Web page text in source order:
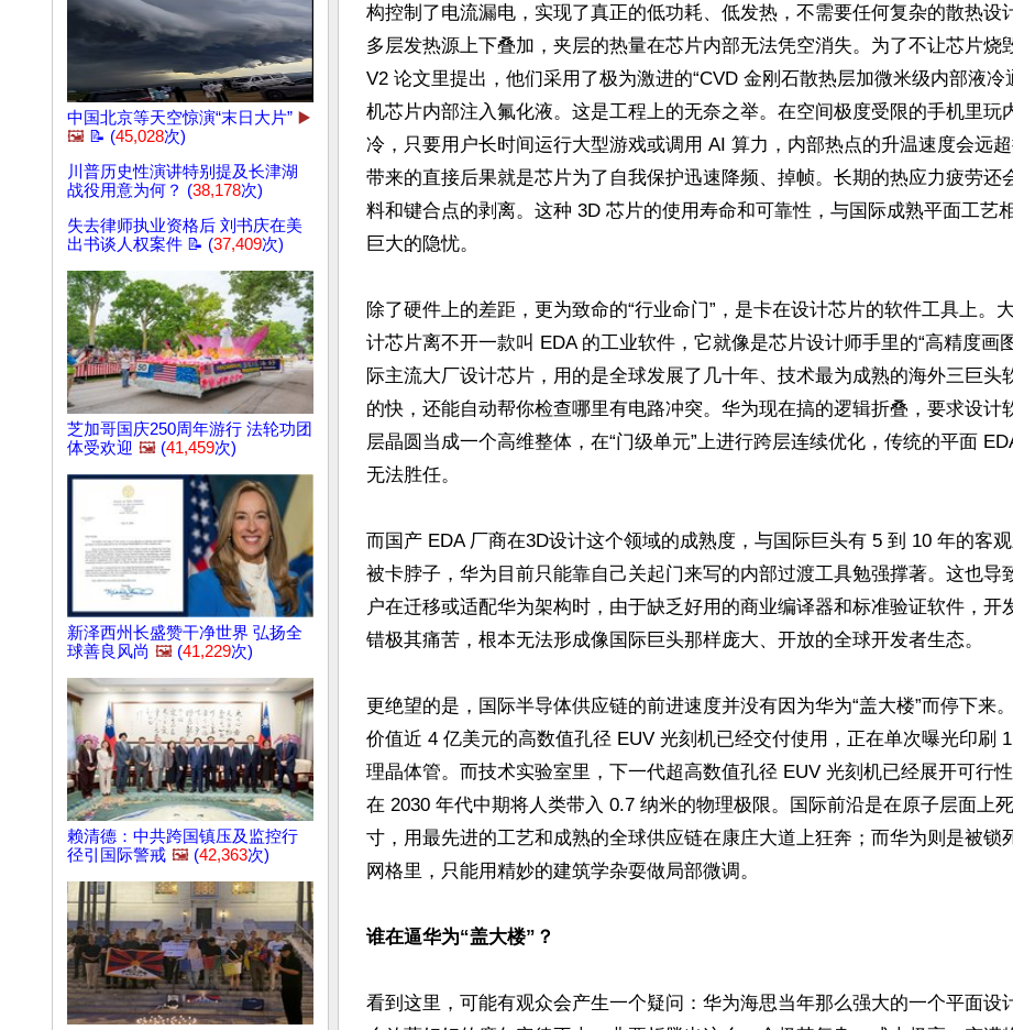
中国北京等天空惊演“末日大片” ▶️
🖼️ 📝 (45,028次)
川普历史性演讲特别提及长津湖
战役用意为何？ (38,178次)
失去律师执业资格后 刘书庆在美
出书谈人权案件 📝 (37,409次)
芝加哥国庆250周年游行 法轮功团
体受欢迎 🖼️ (41,459次)
新泽西州长盛赞干净世界 弘扬全
球善良风尚 🖼️ (41,229次)
赖清德：中共跨国镇压及监控行
径引国际警戒 🖼️ (42,363次)
构控制了电流漏电，实现了真正的低功耗、低发热，不需要任何复杂的散热设
多层发热源上下叠加，夹层的热量在芯片内部无法凭空消失。为了不让芯片烧
V2 论文里提出，他们采用了极为激进的“CVD 金刚石散热层加微米级内部液冷
机芯片内部注入氟化液。这是工程上的无奈之举。在空间极度受限的手机里玩
冷，只要用户长时间运行大型游戏或调用 AI 算力，内部热点的升温速度会远超
带来的直接后果就是芯片为了自我保护迅速降频、掉帧。长期的热应力疲劳还
料和键合点的剥离。这种 3D 芯片的使用寿命和可靠性，与国际成熟平面工艺
巨大的隐忧。
除了硬件上的差距，更为致命的“行业命门”，是卡在设计芯片的软件工具上。
计芯片离不开一款叫 EDA 的工业软件，它就像是芯片设计师手里的“高精度画
际主流大厂设计芯片，用的是全球发展了几十年、技术最为成熟的海外三巨头
的快，还能自动帮你检查哪里有电路冲突。华为现在搞的逻辑折叠，要求设计
层晶圆当成一个高维整体，在“门级单元”上进行跨层连续优化，传统的平面
无法胜任。
而国产 EDA 厂商在3D设计这个领域的成熟度，与国际巨头有 5 到 10 年的客
被卡脖子，华为目前只能靠自己关起门来写的内部过渡工具勉强撑著。这也导
户在迁移或适配华为架构时，由于缺乏好用的商业编译器和标准验证软件，开
错极其痛苦，根本无法形成像国际巨头那样庞大、开放的全球开发者生态。
更绝望的是，国际半导体供应链的前进速度并没有因为华为“盖大楼”而停下来
价值近 4 亿美元的高数值孔径 EUV 光刻机已经交付使用，正在单次曝光印刷
理晶体管。而技术实验室里，下一代超高数值孔径 EUV 光刻机已经展开可行
在 2030 年代中期将人类带入 0.7 纳米的物理极限。国际前沿是在原子层面上
寸，用最先进的工艺和成熟的全球供应链在康庄大道上狂奔；而华为则是被锁
网格里，只能用精妙的建筑学杂耍做局部微调。
谁在逼华为“盖大楼”？
看到这里，可能有观众会产生一个疑问：华为海思当年那么强大的一个平面设